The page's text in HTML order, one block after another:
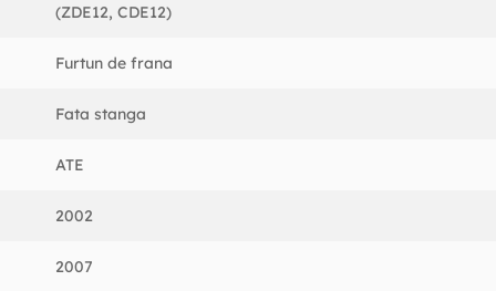
(ZDE12, CDE12)
Furtun de frana
Fata stanga
ATE
2002
2007